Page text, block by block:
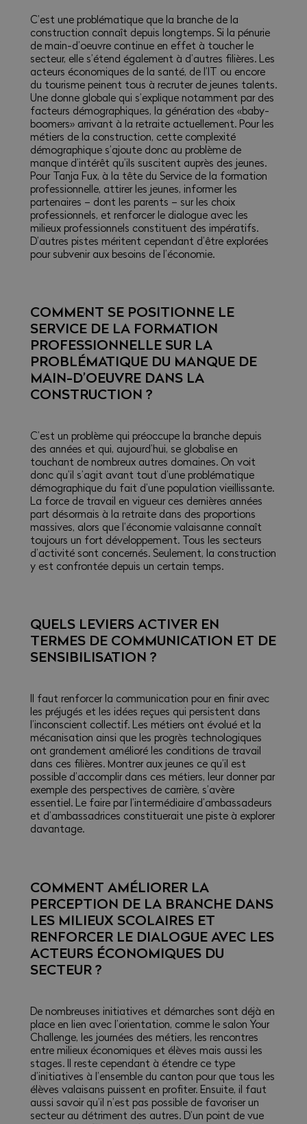
C’est une problématique que la branche de la
construction connaît depuis longtemps. Si la pénurie
de main-d’oeuvre continue en effet à toucher le
secteur, elle s’étend également à d’autres filières. Les
acteurs économiques de la santé, de l’IT ou encore
du tourisme peinent tous à recruter de jeunes talents.
Une donne globale qui s’explique notamment par des
facteurs démographiques, la génération des «baby-
boomers» arrivant à la retraite actuellement. Pour les
métiers de la construction, cette complexité
démographique s’ajoute donc au problème de
manque d’intérêt qu’ils suscitent auprès des jeunes.
Pour Tanja Fux, à la tête du Service de la formation
professionnelle, attirer les jeunes, informer les
partenaires – dont les parents – sur les choix
professionnels, et renforcer le dialogue avec les
milieux professionnels constituent des impératifs.
D’autres pistes méritent cependant d’être explorées
pour subvenir aux besoins de l’économie.
COMMENT SE POSITIONNE LE
SERVICE DE LA FORMATION
PROFESSIONNELLE SUR LA
PROBLÉMATIQUE DU MANQUE DE
MAIN-D’OEUVRE DANS LA
CONSTRUCTION ?
C’est un problème qui préoccupe la branche depuis
des années et qui, aujourd’hui, se globalise en
touchant de nombreux autres domaines. On voit
donc qu’il s’agit avant tout d’une problématique
démographique du fait d’une population vieillissante.
La force de travail en vigueur ces dernières années
part désormais à la retraite dans des proportions
massives, alors que l’économie valaisanne connaît
toujours un fort développement. Tous les secteurs
d’activité sont concernés. Seulement, la construction
y est confrontée depuis un certain temps.
QUELS LEVIERS ACTIVER EN
TERMES DE COMMUNICATION ET DE
SENSIBILISATION ?
Il faut renforcer la communication pour en finir avec
les préjugés et les idées reçues qui persistent dans
l’inconscient collectif. Les métiers ont évolué et la
mécanisation ainsi que les progrès technologiques
ont grandement amélioré les conditions de travail
dans ces filières. Montrer aux jeunes ce qu’il est
possible d’accomplir dans ces métiers, leur donner par
exemple des perspectives de carrière, s’avère
essentiel. Le faire par l’intermédiaire d’ambassadeurs
et d’ambassadrices constituerait une piste à explorer
davantage.
COMMENT AMÉLIORER LA
PERCEPTION DE LA BRANCHE DANS
LES MILIEUX SCOLAIRES ET
RENFORCER LE DIALOGUE AVEC LES
ACTEURS ÉCONOMIQUES DU
SECTEUR ?
De nombreuses initiatives et démarches sont déjà en
place en lien avec l’orientation, comme le salon Your
Challenge, les journées des métiers, les rencontres
entre milieux économiques et élèves mais aussi les
stages. Il reste cependant à étendre ce type
d’initiatives à l’ensemble du canton pour que tous les
élèves valaisans puissent en profiter. Ensuite, il faut
aussi savoir qu’il n’est pas possible de favoriser un
secteur au détriment des autres. D’un point de vue